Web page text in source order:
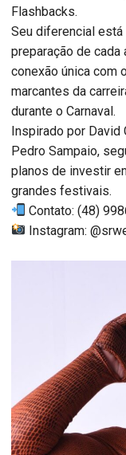
Flashbacks.
Seu diferencial
preparação de cada
conexão única com
marcantes da
durante o Carnaval.
Inspirado por David
Pedro Sampaio,
planos de investir
grandes festivais.
Contato: (48)
Instagram: